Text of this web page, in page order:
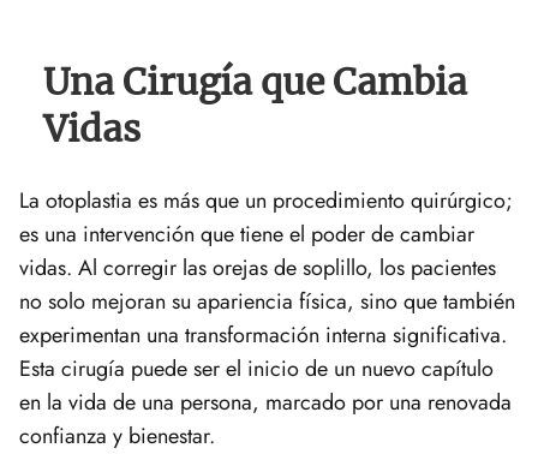
Una Cirugía que Cambia
Vidas
La otoplastia es más que un procedimiento quirúrgico;
es una intervención que tiene el poder de cambiar
vidas. Al corregir las orejas de soplillo, los pacientes
no solo mejoran su apariencia física, sino que también
experimentan una transformación interna significativa.
Esta cirugía puede ser el inicio de un nuevo capítulo
en la vida de una persona, marcado por una renovada
confianza y bienestar.